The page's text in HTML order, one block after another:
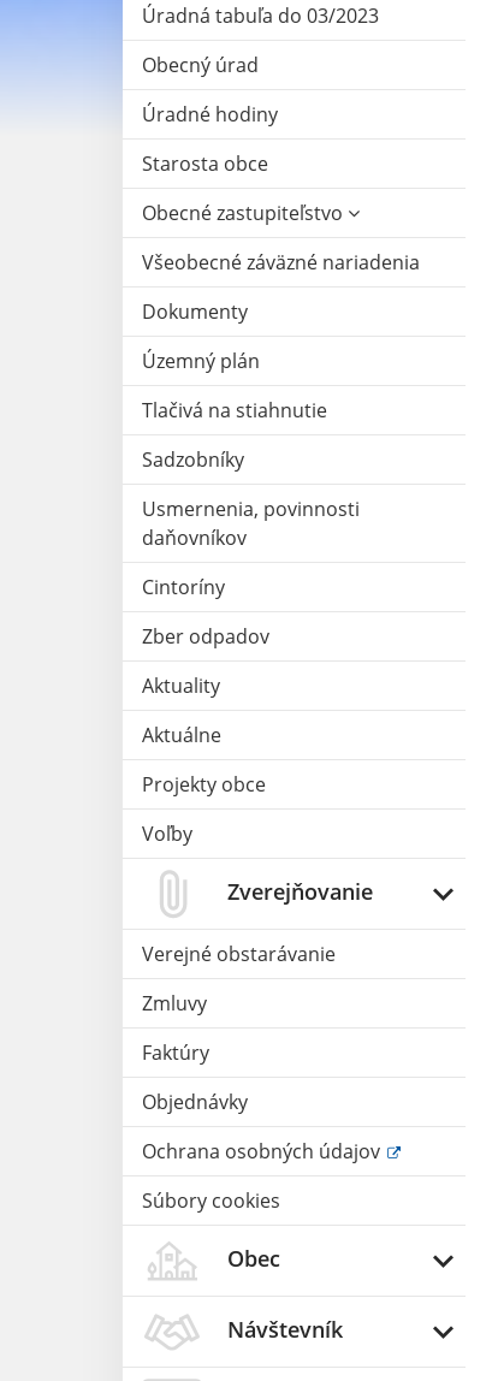
Úradná tabuľa do 03/2023
Obecný úrad
Úradné hodiny
Starosta obce
Obecné zastupiteľstvo
Všeobecné záväzné nariadenia
Dokumenty
Územný plán
Tlačivá na stiahnutie
Sadzobníky
Usmernenia, povinnosti
daňovníkov
Cintoríny
Zber odpadov
Aktuality
Aktuálne
Projekty obce
Voľby
Zverejňovanie
Verejné obstarávanie
Zmluvy
Faktúry
Objednávky
Ochrana osobných údajov
Súbory cookies
Obec
Návštevník